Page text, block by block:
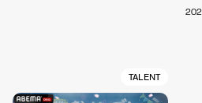
TALENT